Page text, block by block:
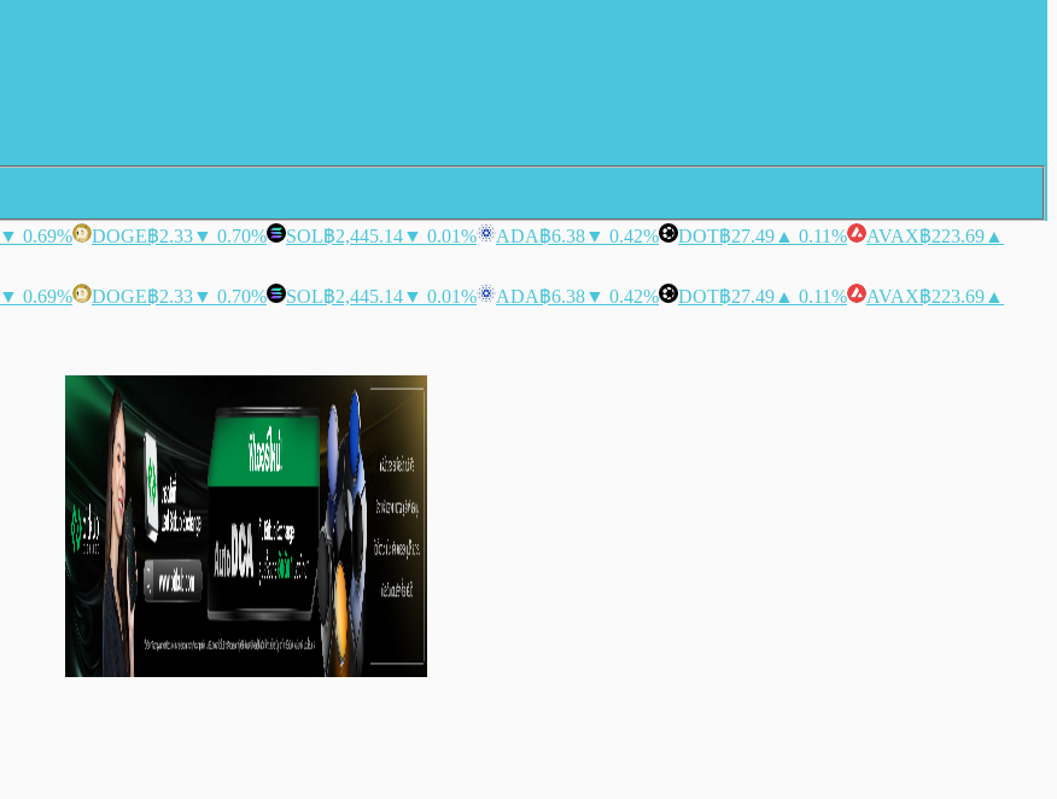
▼ 0.69% DOGE฿2.33▼ 0.70% SOL฿2,445.14▼ 0.01% ADA฿6.38▼ 0.42% DOT฿27.49 ▲ 0.11% AVAX฿223.69 ▲
▼ 0.69% DOGE฿2.33▼ 0.70% SOL฿2,445.14▼ 0.01% ADA฿6.38▼ 0.42% DOT฿27.49 ▲ 0.11% AVAX฿223.69 ▲